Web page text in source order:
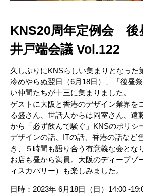
KNS20周年定例会 後
井戸端会議 Vol.122
久しぶりにKNSらしい集まりとなった
冷めやらぬ翌日（6月18日）、「後昼
い仲間たちが十三に集まりました。
ゲストに大阪と香港のデザイン業界を
る盛さん、世話人からは岡室さん、遠
から「必ず飲んで騒ぐ」KNSのポリシ
デザインの話、ITの話、香港の話など
き、５時間も語り合う有意義な会とな
お店も昼から満員。大阪のディープゾ
ィスカバリー）も楽しみました。
日時：2023年 6月18日（日）14:00 -